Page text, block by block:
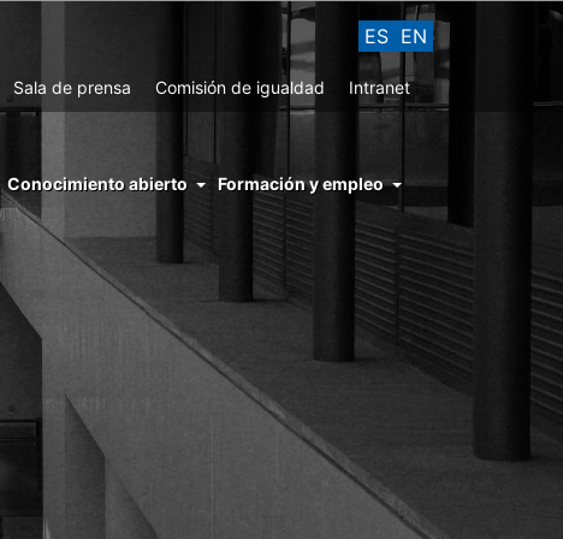
ES EN
Sala de prensa Comisión de igualdad Intranet
menu
right
cchs
conocimiento
abierto
Conocimiento abierto Formación y empleo